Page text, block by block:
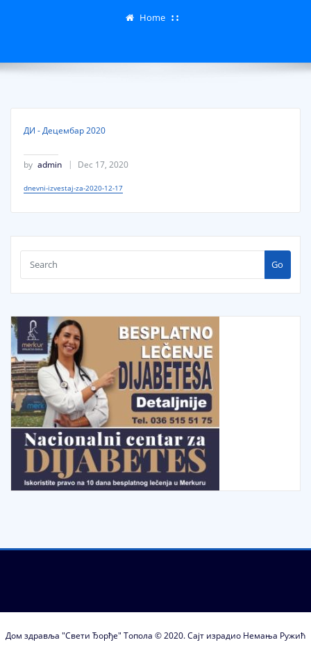
Home
ДИ - Децембар 2020
by admin Dec 17, 2020
dnevni-izvestaj-za-2020-12-17
Go
Дом здравља "Свети Ђорђе" Топола © 2020. Сајт израдио Немања Ружић